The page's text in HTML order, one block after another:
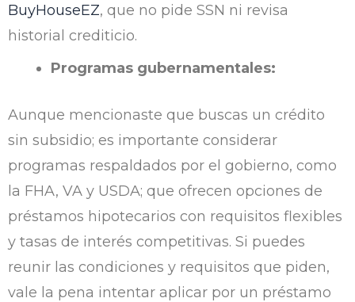
BuyHouseEZ, que no pide SSN ni revisa
historial crediticio.
Programas gubernamentales:
Aunque mencionaste que buscas un crédito
sin subsidio; es importante considerar
programas respaldados por el gobierno, como
la FHA, VA y USDA; que ofrecen opciones de
préstamos hipotecarios con requisitos flexibles
y tasas de interés competitivas. Si puedes
reunir las condiciones y requisitos que piden,
vale la pena intentar aplicar por un préstamo